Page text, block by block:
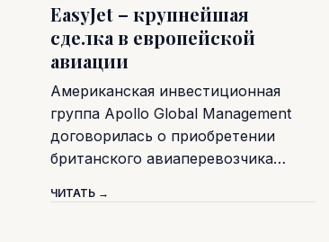
EasyJet – крупнейшая
сделка в европейской
авиации
Американская инвестиционная
группа Apollo Global Management
договорилась о приобретении
британского авиаперевозчика…
ЧИТАТЬ →